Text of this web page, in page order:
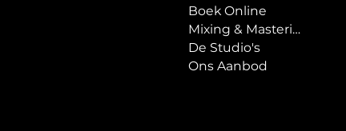
Boek Online
Mixing & Mastering
De Studio's
Ons Aanbod